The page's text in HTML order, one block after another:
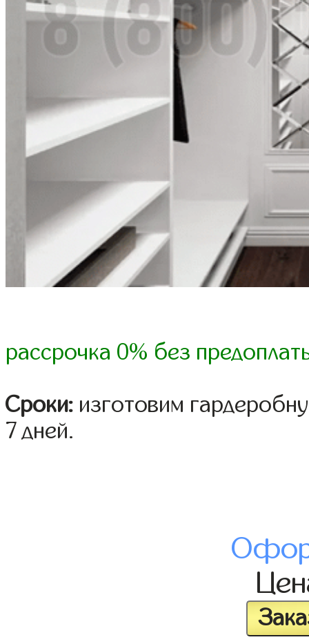
рассрочка 0% без
Сроки: изготовим
7 дней.